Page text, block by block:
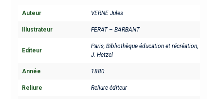
Auteur VERNE Jules
Illustrateur FERAT – BARBANT
Editeur
Paris, Bibliothèque éducation et récréation,
J. Hetzel
Année 1880
Reliure Reliure éditeur